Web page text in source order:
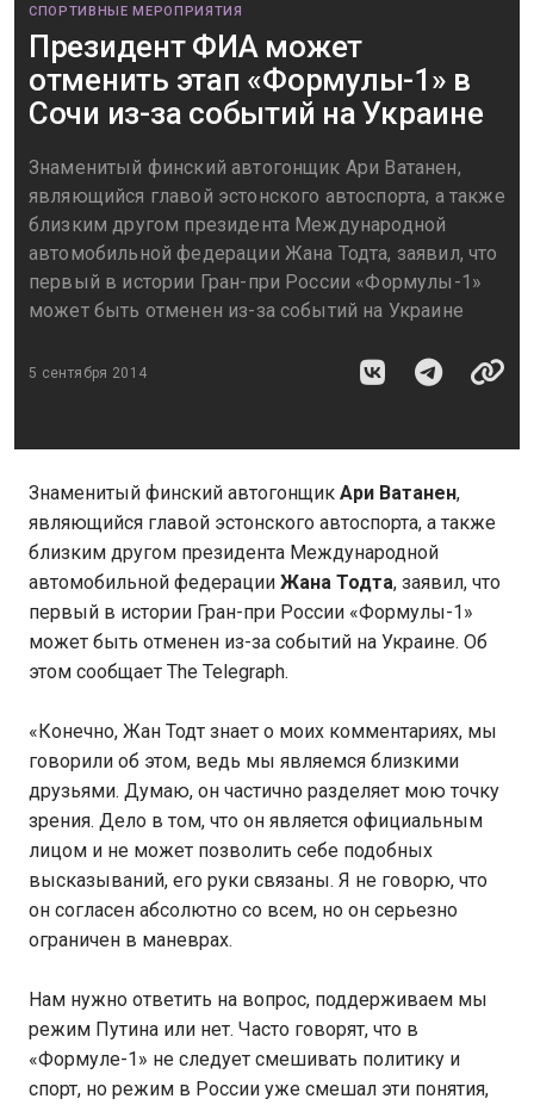
СПОРТИВНЫЕ МЕРОПРИЯТИЯ
Президент ФИА может
отменить этап «Формулы-1» в
Сочи из-за событий на Украине
Знаменитый финский автогонщик Ари Ватанен,
являющийся главой эстонского автоспорта, а также
близким другом президента Международной
автомобильной федерации Жана Тодта, заявил, что
первый в истории Гран-при России «Формулы-1»
может быть отменен из-за событий на Украине
5 сентября 2014
Знаменитый финский автогонщик Ари Ватанен,
являющийся главой эстонского автоспорта, а также
близким другом президента Международной
автомобильной федерации Жана Тодта, заявил, что
первый в истории Гран-при России «Формулы-1»
может быть отменен из-за событий на Украине. Об
этом сообщает The Telegraph.
«Конечно, Жан Тодт знает о моих комментариях, мы
говорили об этом, ведь мы являемся близкими
друзьями. Думаю, он частично разделяет мою точку
зрения. Дело в том, что он является официальным
лицом и не может позволить себе подобных
высказываний, его руки связаны. Я не говорю, что
он согласен абсолютно со всем, но он серьезно
ограничен в маневрах.
Нам нужно ответить на вопрос, поддерживаем мы
режим Путина или нет. Часто говорят, что в
«Формуле-1» не следует смешивать политику и
спорт, но режим в России уже смешал эти понятия,